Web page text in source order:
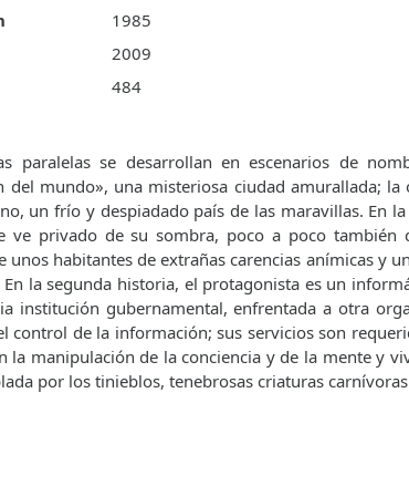
1985
2009
484
paralelas se desarrollan en escenarios de
del mundo», una misteriosa ciudad amurallada;
un frío y despiadado país de las maravillas. En
ve privado de su sombra, poco a poco también
unos habitantes de extrañas carencias anímicas y
la segunda historia, el protagonista es un
institución gubernamental, enfrentada a otra
control de la información; sus servicios son
la manipulación de la conciencia y de la mente y
por los tinieblos, tenebrosas criaturas